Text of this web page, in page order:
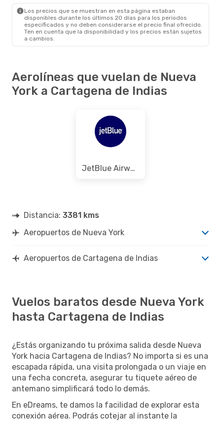
Los precios que se muestran en esta página estaban
disponibles durante los últimos 20 días para los periodos
especificados y no deben considerarse el precio final ofrecido.
Ten en cuenta que la disponibilidad y los precios están sujetos
a cambios.
Aerolíneas que vuelan de Nueva
York a Cartagena de Indias
JetBlue Airways
Distancia: 3381 kms
Aeropuertos de Nueva York
Aeropuertos de Cartagena de Indias
Vuelos baratos desde Nueva York
hasta Cartagena de Indias
¿Estás organizando tu próxima salida desde Nueva
York hacia Cartagena de Indias? No importa si es una
escapada rápida, una visita prolongada o un viaje en
una fecha concreta, asegurar tu tiquete aéreo de
antemano simplificará todo lo demás.
En eDreams, te damos la facilidad de explorar esta
conexión aérea. Podrás cotejar al instante la